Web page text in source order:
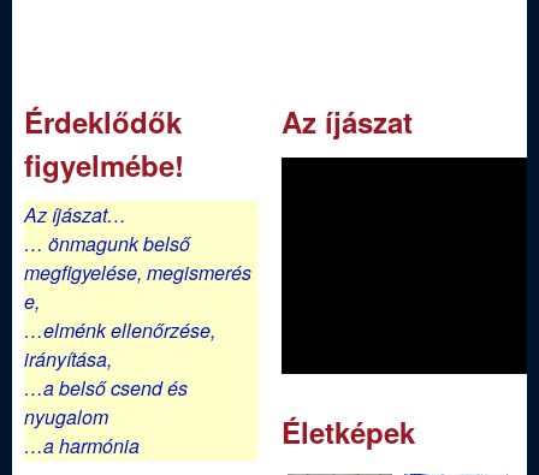
g
y
e
s
ü
e
Érdeklődők
figyelmébe!
Az íjászat…
… önmagunk belső
megfigyelése, megismerés
e,
…elménk ellenőrzése,
irányítása,
…a belső csend és
nyugalom
…a harmónia
Az íjászat
Életképek